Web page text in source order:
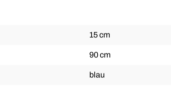
15 cm
90 cm
blau